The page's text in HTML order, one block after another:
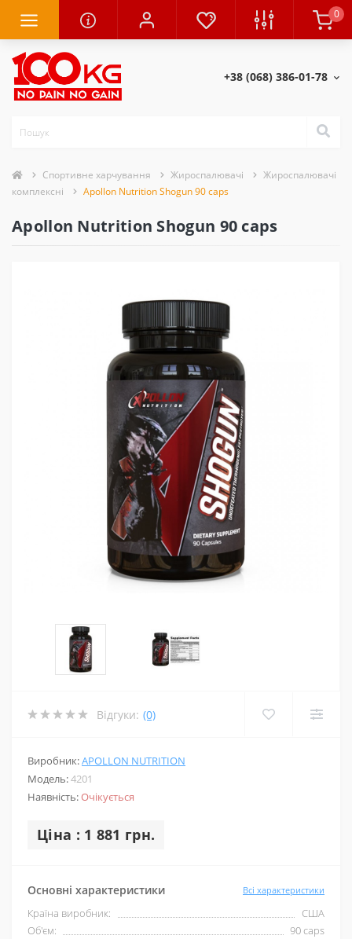
0
+38 (068) 386-01-78
Спортивне харчування Жироспалювачі
Жироспалювачі
комплексні
Apollon Nutrition Shogun 90 caps
Apollon Nutrition Shogun 90 caps
Відгуки: (0)
Виробник:APOLLON NUTRITION
Модель:4201
Наявність:Очікується
Ціна : 1 881 грн.
Основні характеристики Всі характеристики
Країна виробник:
США
Об'єм:
90 caps